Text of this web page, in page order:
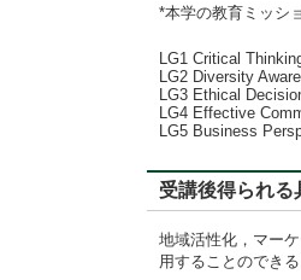
*本学の教育ミッシ
LG1 Critical
LG2 Diversity
LG3 Ethical
LG4 Effective
LG5 Business
受講後得られ
地域活性化，マー
用することのでき